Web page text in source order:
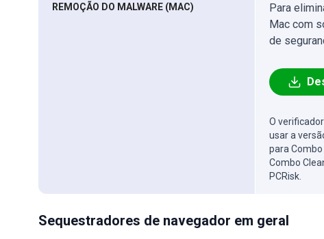
REMOÇÃO DO MALWARE (MAC)
Para
Mac com
de
O
usar a
para
Combo
PCRisk.
Sequestradores de navegador em geral